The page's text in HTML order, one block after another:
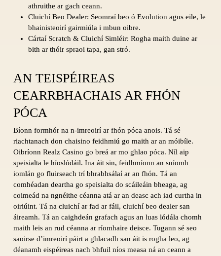
athruithe ar gach ceann.
Cluichí Beo Dealer: Seomraí beo ó Evolution agus eile, le
bhainisteoirí gairmiúla i mbun oibre.
Cártaí Scratch & Cluichí Simléir: Rogha maith duine ar
bith ar thóir spraoi tapa, gan stró.
AN TEISPÉIREAS
CEARRBHACHAIS AR FHÓN
PÓCA
Bíonn formhór na n-imreoirí ar fhón póca anois. Tá sé
riachtanach don chaisino feidhmiú go maith ar an móibíle.
Oibríonn Realz Casino go breá ar mo ghlao póca. Níl aip
speisialta le híoslódáil. Ina áit sin, feidhmíonn an suíomh
iomlán go fluirseach trí bhrabhsálaí ar an fhón. Tá an
comhéadan deartha go speisialta do scáileáin bheaga, ag
coimeád na ngnéithe céanna atá ar an deasc ach iad curtha in
oiriúint. Tá na cluichí ar fad ar fáil, cluichí beo dealer san
áireamh. Tá an caighdeán grafach agus an luas lódála chomh
maith leis an rud céanna ar ríomhaire deisce. Tugann sé seo
saoirse d’imreoirí páirt a ghlacadh san áit is rogha leo, ag
déanamh eispéireas nach bhfuil níos measa ná an ceann a